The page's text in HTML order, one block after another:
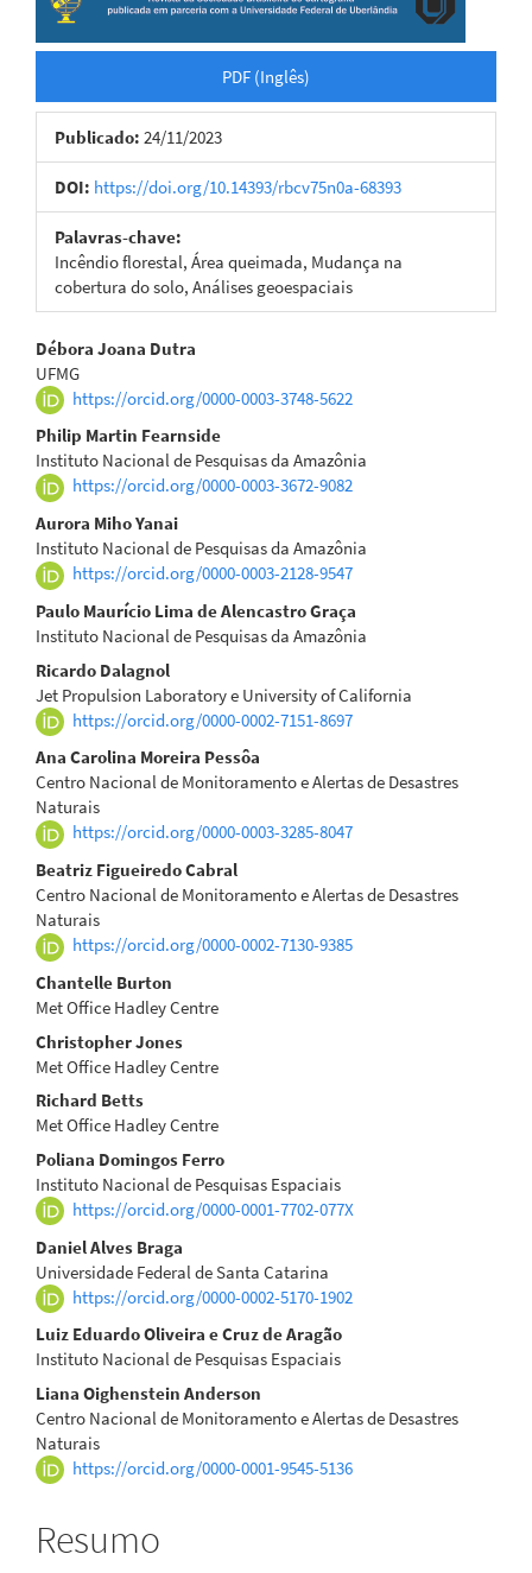
PDF (Inglês)
Publicado: 24/11/2023
DOI: https://doi.org/10.14393/rbcv75n0a-68393
Palavras-chave:
Incêndio florestal, Área queimada, Mudança na
cobertura do solo, Análises geoespaciais
Conteúdo
do
artigo
principal
Débora Joana Dutra
UFMG
https://orcid.org/0000-0003-3748-5622
Philip Martin Fearnside
Instituto Nacional de Pesquisas da Amazônia
https://orcid.org/0000-0003-3672-9082
Aurora Miho Yanai
Instituto Nacional de Pesquisas da Amazônia
https://orcid.org/0000-0003-2128-9547
Paulo Maurício Lima de Alencastro Graça
Instituto Nacional de Pesquisas da Amazônia
Ricardo Dalagnol
Jet Propulsion Laboratory e University of California
https://orcid.org/0000-0002-7151-8697
Ana Carolina Moreira Pessôa
Centro Nacional de Monitoramento e Alertas de Desastres
Naturais
https://orcid.org/0000-0003-3285-8047
Beatriz Figueiredo Cabral
Centro Nacional de Monitoramento e Alertas de Desastres
Naturais
https://orcid.org/0000-0002-7130-9385
Chantelle Burton
Met Office Hadley Centre
Christopher Jones
Met Office Hadley Centre
Richard Betts
Met Office Hadley Centre
Poliana Domingos Ferro
Instituto Nacional de Pesquisas Espaciais
https://orcid.org/0000-0001-7702-077X
Daniel Alves Braga
Universidade Federal de Santa Catarina
https://orcid.org/0000-0002-5170-1902
Luiz Eduardo Oliveira e Cruz de Aragão
Instituto Nacional de Pesquisas Espaciais
Liana Oighenstein Anderson
Centro Nacional de Monitoramento e Alertas de Desastres
Naturais
https://orcid.org/0000-0001-9545-5136
Resumo